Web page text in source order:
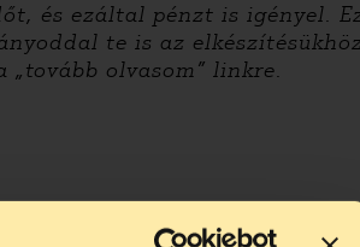
és ezáltal pénzt is igényel.
te is az
olvasom” linkre.